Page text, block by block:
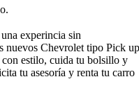
experincia sin
nuevos Chevrolet tipo Pick up
estilo, cuida tu bolsillo y
tu asesoría y renta tu carro